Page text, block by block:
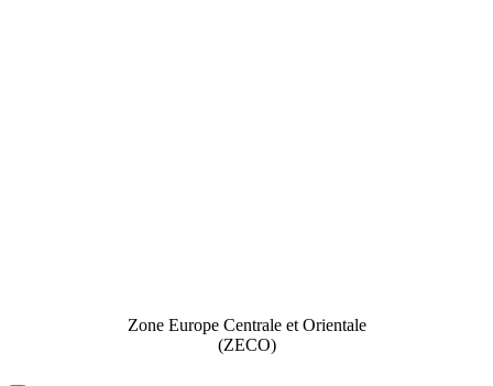
Zone Europe Centrale et Orientale
(ZECO)